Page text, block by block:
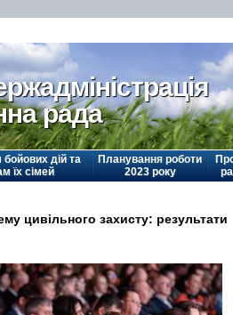
рада
дій та
їх сімей
Планування роботи
2023 року
цивільного захисту: результати